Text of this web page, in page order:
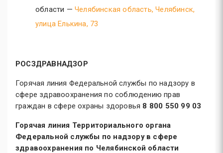
области — Челябинская область, Челябинск,
улица Елькина, 73
РОСЗДРАВНАДЗОР
Горячая линия Федеральной службы по надзору в
сфере здравоохранения по соблюдению прав
граждан в сфере охраны здоровья 8 800 550 99 03
Горячая линия Территориального органа
Федеральной службы по надзору в сфере
здравоохранения по Челябинской области